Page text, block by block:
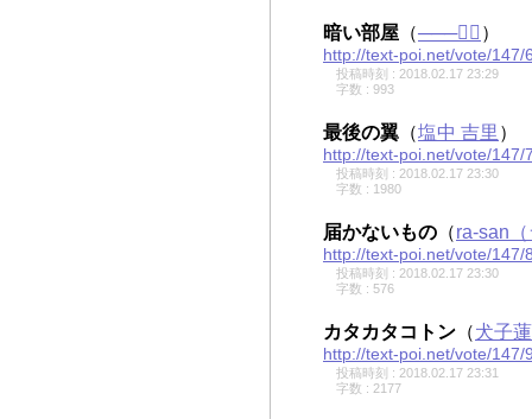
暗い部屋 （───✍🏻 ）
http://text-poi.net/vote/147/
投稿時刻 : 2018.02.17 23:29
字数 : 993
最後の翼 （塩中 吉里 ）
http://text-poi.net/vote/147/
投稿時刻 : 2018.02.17 23:30
字数 : 1980
届かないもの （ra-san
http://text-poi.net/vote/147/
投稿時刻 : 2018.02.17 23:30
字数 : 576
カタカタコトン （犬子
http://text-poi.net/vote/147/
投稿時刻 : 2018.02.17 23:31
字数 : 2177